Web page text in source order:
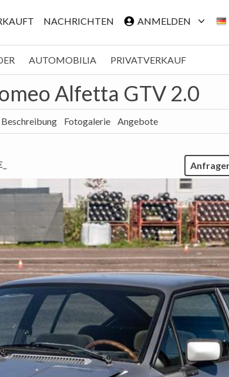
NACHRICHTEN ANMELDEN
AUTOMOBILIA PRIVATVERKAUF
Alfetta GTV 2.0
Beschreibung Fotogalerie Angebote